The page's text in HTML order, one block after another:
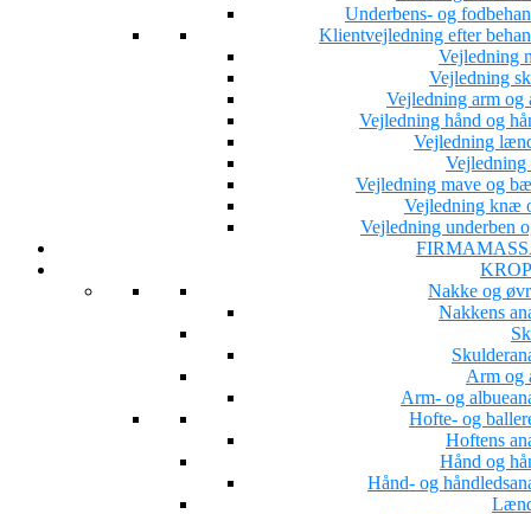
Underbens- og
Klientvejledning efter
Vejledning
Vejledning
Vejledning arm og
Vejledning hånd og
Vejledning
Vejledning
Vejledning mave og
Vejledning knæ
Vejledning underben
Nakke og
Nakkens
Arm og
Arm- og
Hofte- og
Hoftens
Hånd og
Hånd- og